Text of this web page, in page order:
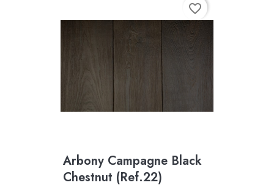
Arbony Campagne Black
Chestnut (Ref.22)
favorite_border